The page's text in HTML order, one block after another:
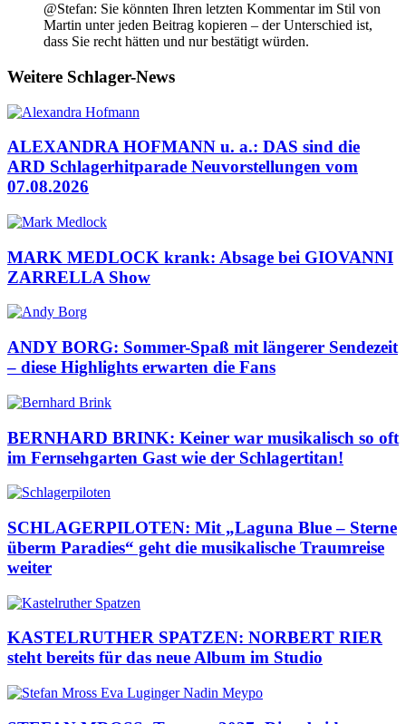
@Stefan: Sie könnten Ihren letzten Kommentar im Stil von
Martin unter jeden Beitrag kopieren – der Unterschied ist,
dass Sie recht hätten und nur bestätigt würden.
Weitere Schlager-News
ALEXANDRA HOFMANN u. a.: DAS sind die
ARD Schlagerhitparade Neuvorstellungen vom
07.08.2026
MARK MEDLOCK krank: Absage bei GIOVANNI
ZARRELLA Show
ANDY BORG: Sommer-Spaß mit längerer Sendezeit
– diese Highlights erwarten die Fans
BERNHARD BRINK: Keiner war musikalisch so oft
im Fernsehgarten Gast wie der Schlagertitan!
SCHLAGERPILOTEN: Mit „Laguna Blue – Sterne
überm Paradies“ geht die musikalische Traumreise
weiter
KASTELRUTHER SPATZEN: NORBERT RIER
steht bereits für das neue Album im Studio